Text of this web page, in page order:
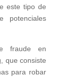
este tipo de
potenciales
fraude en
que consiste
para robar